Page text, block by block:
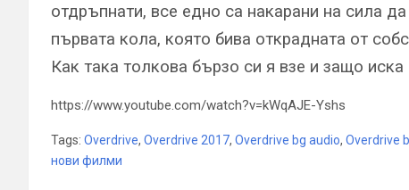
отдръпнати, все едно са накарани на сила
първата кола, която бива открадната от
Как така толкова бързо си я взе и защо
https://www.youtube.com/watch?v=kWqAJE-Yshs
Tags: Overdrive, Overdrive 2017, Overdrive bg audio, Overdrive
нови филми